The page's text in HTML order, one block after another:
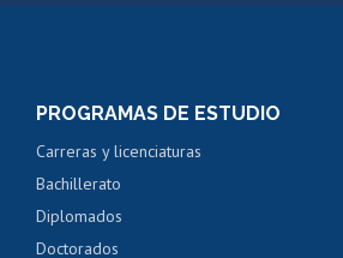
PROGRAMAS DE ESTUDIO
Carreras y licenciaturas
Bachillerato
Diplomados
Doctorados